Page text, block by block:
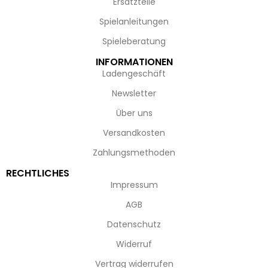
Spielanleitungen
Spieleberatung
INFORMATIONEN
Ladengeschäft
Newsletter
Über uns
Versandkosten
Zahlungsmethoden
RECHTLICHES
Impressum
AGB
Datenschutz
Widerruf
Vertrag widerrufen